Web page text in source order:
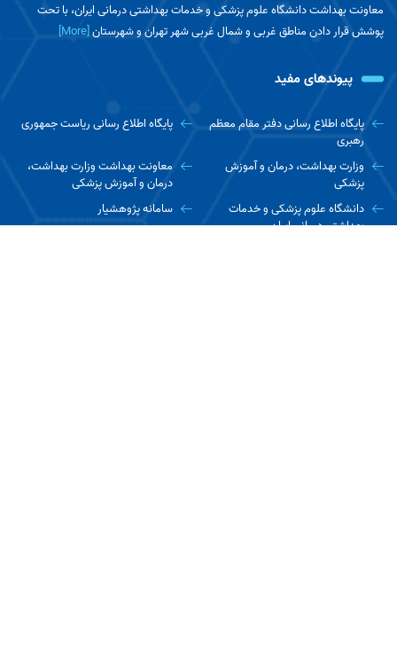
معاونت بهداشت دانشگاه علوم پزشکی و خدمات بهداشتی درمانی ایران، با تحت
پوشش قرار دادن مناطق غربی و شمال غربی شهر تهران و شهرستان[More]
پیوندهای مفید
پایگاه اطلاع رسانی دفتر مقام معظم
رهبری
پایگاه اطلاع رسانی ریاست جمهوری
وزارت بهداشت، درمان و آموزش
پزشکی
معاونت بهداشت وزارت بهداشت،
درمان و آموزش پزشکی
دانشگاه علوم پزشکی و خدمات
بهداشتی درمانی ایران
سامانه پژوهشیار